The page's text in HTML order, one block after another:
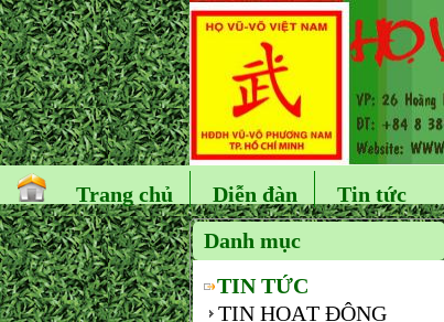
Trang chủ Diễn đàn Tin tức
Danh mục
TIN TỨC
TIN HOẠT ĐỘNG